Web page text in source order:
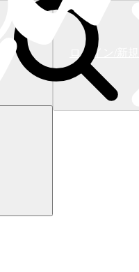
ログイン/新